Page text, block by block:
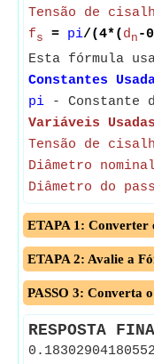
Tensão de
fs = pi/(4*( dn -
Esta fórmula
Constantes
pi - Constante
Variáveis Usadas
Tensão de
Diâmetro
Diâmetro do
ETAPA 1: Converter
ETAPA 2: Avalie a
PASSO 3: Converta
RESPOSTA